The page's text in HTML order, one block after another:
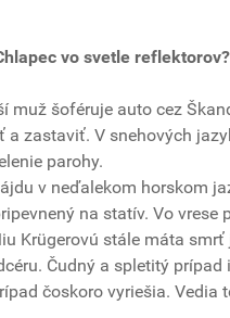
vo svetle reflektorov?
muž šoféruje auto cez
a zastaviť. V snehových
parohy.
v neďalekom horskom
na statív. Vo vrese
Krügerovú stále máta
Čudný a spletitý
čoskoro vyriešia.